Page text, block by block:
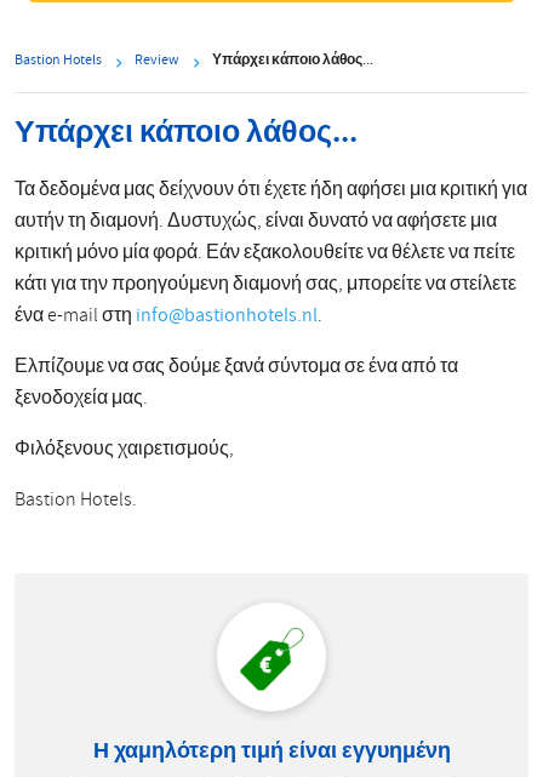
Bastion Hotels Review Υπάρχει κάποιο λάθος...
Υπάρχει κάποιο λάθος...
Τα δεδομένα μας δείχνουν ότι έχετε ήδη αφήσει μια κριτική για
αυτήν τη διαμονή. Δυστυχώς, είναι δυνατό να αφήσετε μια
κριτική μόνο μία φορά. Εάν εξακολουθείτε να θέλετε να πείτε
κάτι για την προηγούμενη διαμονή σας, μπορείτε να στείλετε
ένα e-mail στη info@bastionhotels.nl.
Ελπίζουμε να σας δούμε ξανά σύντομα σε ένα από τα
ξενοδοχεία μας.
Φιλόξενους χαιρετισμούς,
Bastion Hotels.
Η χαμηλότερη τιμή είναι εγγυημένη